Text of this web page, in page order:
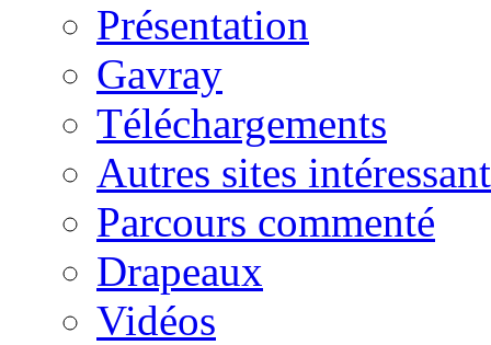
Présentation
Gavray
Téléchargements
Autres sites
Parcours commenté
Drapeaux
Vidéos